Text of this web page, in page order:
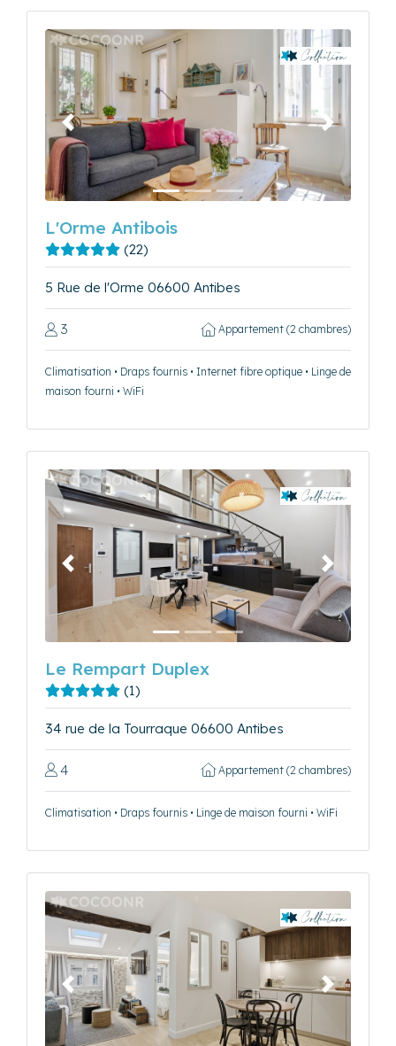
Précédent Suivant
L'Orme Antibois
(22)
5 Rue de l'Orme 06600 Antibes
3 Appartement (2 chambres)
Climatisation • Draps fournis • Internet fibre optique • Linge de
maison fourni • WiFi
Précédent Suivant
Le Rempart Duplex
(1)
34 rue de la Tourraque 06600 Antibes
4 Appartement (2 chambres)
Climatisation • Draps fournis • Linge de maison fourni • WiFi
Précédent Suivant